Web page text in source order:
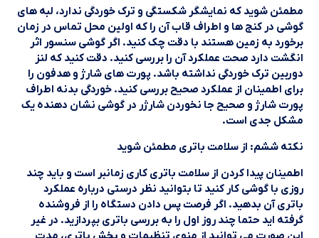
مطمئن شوید که نمایشگر شکستگی و ترک خوردگی ندارد، لبه های
گوشی در کنج ها و اطراف قاب آن را که اولین محل تماس در زمان
برخورد به زمین هستند با دقت چک کنید. اگر گوشی سنسور اثر
انگشت دارد صحت عملکرد آن را بررسی کنید. دقت کنید که لنز
دوربین ترک خوردگی نداشته باشد. پورت های شارژ و هدفون را
برای اطمینان از عملکرد صحیح بررسی کنید. خوردگی بدنه اطراف
پورت شارژ و صحیح جا نخوردن شارژر در گوشی نشان دهنده یک
مشکل جدی است.
نکته ششم: از سلامت باتری مطمئن شوید
اطمینان پیدا کردن از سلامت باتری کاری زمانبر است و باید چند
روزی با گوشی کار کنید تا بتوانید نظر درستی درباره عملکرد
باتری آن بدهید. اگر فرصت پس دادن دستگاه را از فروشنده
گرفته اید حتما چند روز اول را به بررسی باتری بپردازید. در غیر